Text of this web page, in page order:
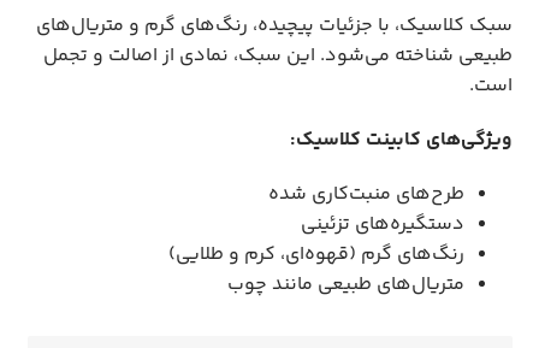
سبک کلاسیک، با جزئیات پیچیده، رنگ‌های گرم و متریال‌های
طبیعی شناخته می‌شود. این سبک، نمادی از اصالت و تجمل
است.
ویژگی‌های کابینت کلاسیک:
طرح‌های منبت‌کاری شده
دستگیره‌های تزئینی
رنگ‌های گرم (قهوه‌ای، کرم و طلایی)
متریال‌های طبیعی مانند چوب